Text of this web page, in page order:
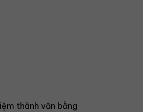
thành văn bằng